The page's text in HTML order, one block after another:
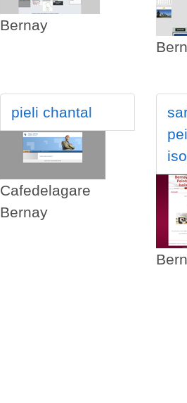
Bernay
pieli chantal
Cafedelagare
Bernay